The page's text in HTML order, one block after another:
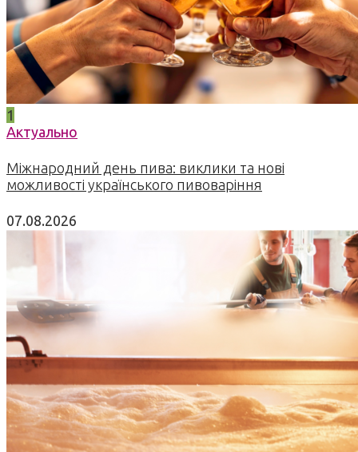
1
Актуально
Міжнародний день пива: виклики та нові
можливості українського пивоваріння
07.08.2026